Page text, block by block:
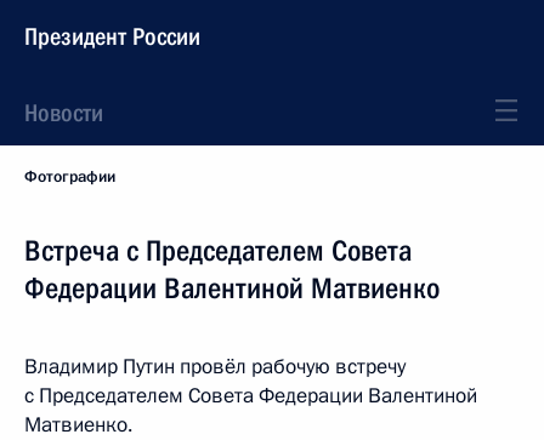
Президент России
Новости
Фотографии
Встреча с Председателем Совета
Федерации Валентиной Матвиенко
Владимир Путин провёл рабочую встречу
с Председателем Совета Федерации Валентиной
Матвиенко.